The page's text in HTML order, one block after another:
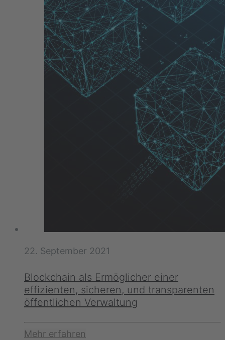
22. September 2021
Blockchain als Ermöglicher einer
effizienten, sicheren, und transparenten
öffentlichen Verwaltung
Mehr erfahren